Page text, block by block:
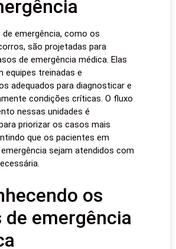
de emergência, como os
são projetadas para
de emergência médica. Elas
equipes treinadas e
adequados para diagnosticar e
condições críticas. O fluxo
nessas unidades é
priorizar os casos mais
que os pacientes em
sejam atendidos com
os
de emergência